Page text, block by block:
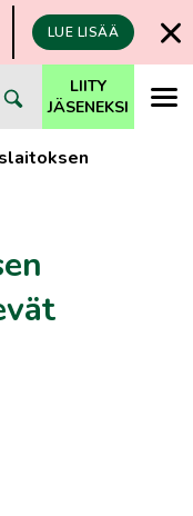
LUE LISÄÄ
LIITY
JÄSENEKSI